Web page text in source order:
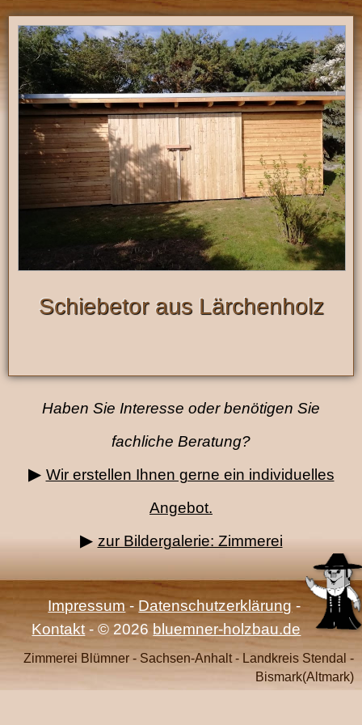
Schiebetor aus Lärchenholz
Haben Sie Interesse oder benötigen Sie
fachliche Beratung?
▶ Wir erstellen Ihnen gerne ein individuelles
Angebot.
▶ zur Bildergalerie: Zimmerei
Impressum- Datenschutzerklärung -
Kontakt- © 2026 bluemner-holzbau.de
Zimmerei Blümner - Sachsen-Anhalt - Landkreis Stendal -
Bismark(Altmark)